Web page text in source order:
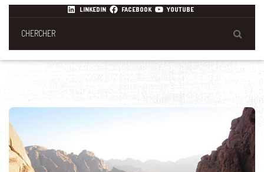
LINKEDIN FACEBOOK YOUTUBE